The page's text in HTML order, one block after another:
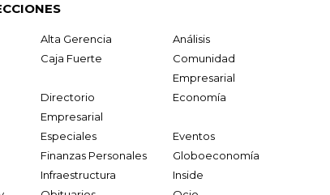
Alta Gerencia
Análisis
Caja Fuerte
Comunidad
Empresarial
Directorio
Empresarial
Economía
Especiales
Eventos
Finanzas Personales
Globoeconomía
Infraestructura
Inside